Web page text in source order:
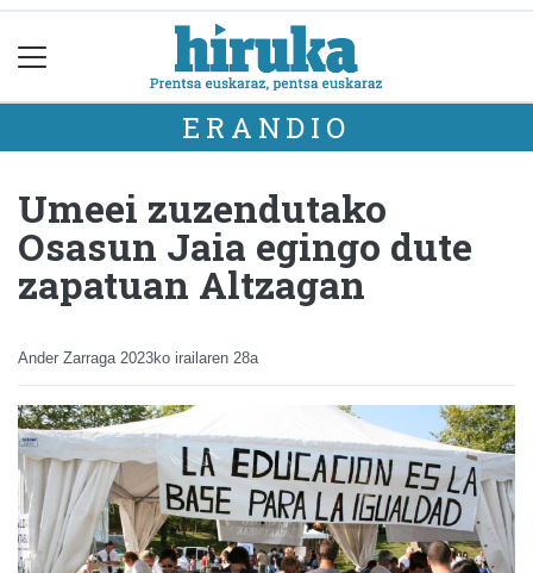
ERANDIO
Umeei zuzendutako
Osasun Jaia egingo dute
zapatuan Altzagan
Ander Zarraga 2023ko irailaren 28a